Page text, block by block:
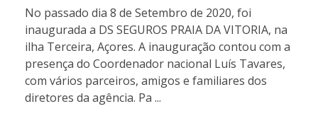
No passado dia 8 de Setembro de 2020, foi
inaugurada a DS SEGUROS PRAIA DA VITORIA, na
ilha Terceira, Açores. A inauguração contou com a
presença do Coordenador nacional Luís Tavares,
com vários parceiros, amigos e familiares dos
diretores da agência. Pa ...